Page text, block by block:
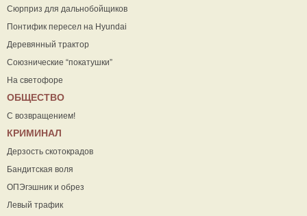
Сюрприз для дальнобойщиков
Понтифик пересел на Hyundai
Деревянный трактор
Союзнические “покатушки”
На светофоре
ОБЩЕСТВО
С возвращением!
КРИМИНАЛ
Дерзость скотокрадов
Бандитская воля
ОПЭгэшник и обрез
Левый трафик